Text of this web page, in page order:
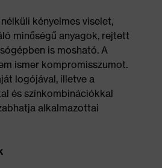
kényelmes viselet,
minőségű anyagok, rejtett
is mosható. A
ismer kompromisszumot.
logójával, illetve a
és színkombinációkkal
alkalmazottai